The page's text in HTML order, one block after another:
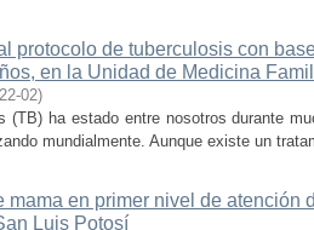
protocolo de tuberculosis con
en la Unidad de Medicina
02)
(TB) ha estado entre nosotros durante
mundialmente. Aunque existe un
mama en primer nivel de atención
Luis Potosí